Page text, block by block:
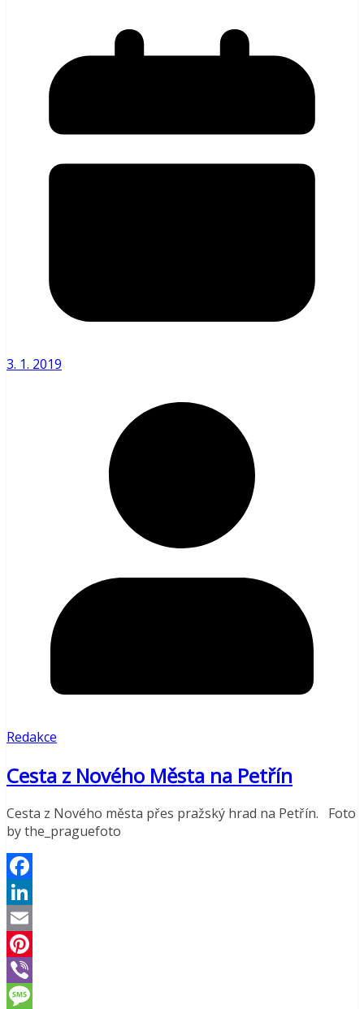
3. 1. 2019
Redakce
Cesta z Nového Města na Petřín
Cesta z Nového města přes pražský hrad na Petřín. Foto
by the_praguefoto
Facebook
LinkedIn
Email
Pinterest
Viber